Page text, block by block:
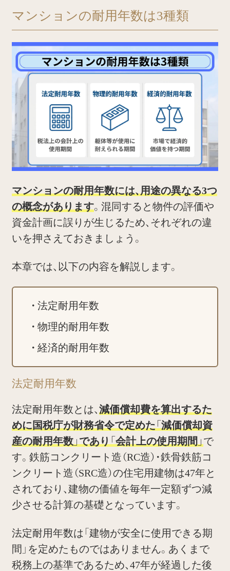
マンションの耐用年数は3種類
マンションの耐用年数には、用途の異なる3つ
の概念があります。混同すると物件の評価や
資金計画に誤りが生じるため、それぞれの違
いを押さえておきましょう。
本章では、以下の内容を解説します。
法定耐用年数
物理的耐用年数
経済的耐用年数
法定耐用年数
法定耐用年数とは、減価償却費を算出するた
めに国税庁が財務省令で定めた「減価償却資
産の耐用年数」であり「会計上の使用期間」 で
す。鉄筋コンクリート造（RC造）・鉄骨鉄筋コ
ンクリート造（SRC造）の住宅用建物は47年と
されており、建物の価値を毎年一定額ずつ減
少させる計算の基礎となっています。
法定耐用年数は「建物が安全に使用できる期
間」を定めたものではありません。あくまで
税務上の基準であるため、47年が経過した後